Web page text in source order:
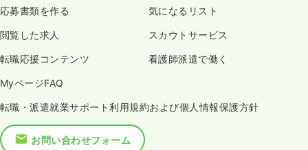
応募書類を作る 気になるリスト
閲覧した求人 スカウトサービス
転職応援コンテンツ 看護師派遣で働く
MyページFAQ
転職・派遣就業サポート利用規約および個人情報保護方針
お問い合わせフォーム